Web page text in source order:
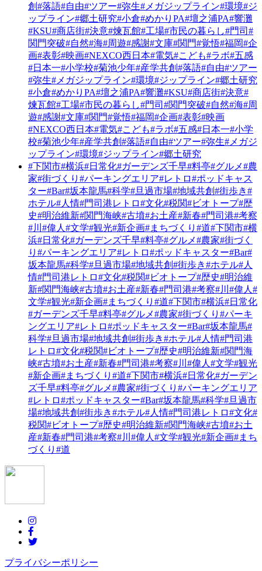
創#落語#自由#ツアー#弥生#メガジップライン#環境#ジ
ップライン#郷土研究#小倉#めかりPA#壇之浦PA#響灘
#KSU#商店街#決意#煉瓦館#工場#市民の暮らし#門司 #
関門突破#自然#海#周遊#感謝#文庫#関門#覚悟#福岡#企
画#表彰#映画#NEXCO西日本#電気#こども#ラボ#五感
#日本一#小学校#菊池少年#産学共創#落語#自由#ツアー
#弥生#メガジップライン#環境#ジップライン#郷土研究
#小倉#めかりPA#壇之浦PA#響灘#KSU#商店街#決意#
煉瓦館#工場#市民の暮らし#門司 #関門突破#自然#海#周
遊#感謝#文庫#関門#覚悟#福岡#企画#表彰#映画
#NEXCO西日本#電気#こども#ラボ#五感#日本一#小学
校#菊池少年#産学共創#落語#自由#ツアー#弥生#メガジ
ップライン#環境#ジップライン#郷土研究
#下関市#横浜#日常化#ガーデンズ千早#料亭#グルメ#農
家#街づくり #パーキングエリア#レトロ#ポッドキャス
ター#Bar#坂本龍馬#科学#旦過市場#地域共創#街歩き#
ホテル#人情#門司港レトロ#文化#税関#ビオトープ#歴
史#明治維新#関門海峡#古墳#お土産#新春#門司港#考察
#川 #偉人 #文学#観光#新企画#まちづくり #道#下関市#横
浜#日常化#ガーデンズ千早#料亭#グルメ#農家#街づく
り #パーキングエリア#レトロ#ポッドキャスター#Bar#
坂本龍馬#科学#旦過市場#地域共創#街歩き#ホテル#人
情#門司港レトロ#文化#税関#ビオトープ#歴史#明治維
新#関門海峡#古墳#お土産#新春#門司港#考察#川 #偉人 #
文学#観光#新企画#まちづくり #道#下関市#横浜#日常化
#ガーデンズ千早#料亭#グルメ#農家#街づくり #パーキ
ングエリア#レトロ#ポッドキャスター#Bar#坂本龍馬#
科学#旦過市場#地域共創#街歩き#ホテル#人情#門司港
レトロ#文化#税関#ビオトープ#歴史#明治維新#関門海
峡#古墳#お土産#新春#門司港#考察#川 #偉人 #文学#観光
#新企画#まちづくり #道#下関市#横浜#日常化#ガーデン
ズ千早#料亭#グルメ#農家#街づくり #パーキングエリア
#レトロ#ポッドキャスター#Bar#坂本龍馬#科学#旦過市
場#地域共創#街歩き#ホテル#人情#門司港レトロ#文化#
税関#ビオトープ#歴史#明治維新#関門海峡#古墳#お土
産#新春#門司港#考察#川 #偉人 #文学#観光#新企画#まち
づくり #道
プライバシーポリシー